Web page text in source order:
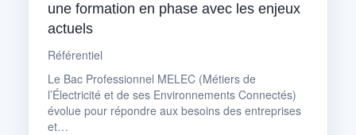
une formation en phase avec les enjeux
actuels
Référentiel
Le Bac Professionnel MELEC (Métiers de
l’Électricité et de ses Environnements Connectés)
évolue pour répondre aux besoins des entreprises
et…